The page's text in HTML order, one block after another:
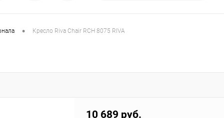
• Кресло Riva Chair RCH 8075 RIVA
10 689 руб.